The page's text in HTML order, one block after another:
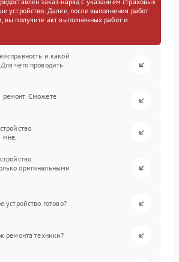
устройство. Далее, после выполнения работ
вы получите акт выполненных работ и
и какой
чего проводить
Сможете
мне.
оригинальными
устройство готово?
ремонта техники?